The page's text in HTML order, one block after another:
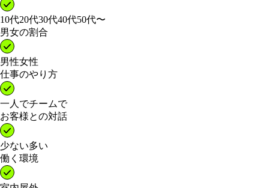
10代20代30代40代50代〜
男女の割合
男性女性
仕事のやり方
一人でチームで
お客様との対話
少ない多い
働く環境